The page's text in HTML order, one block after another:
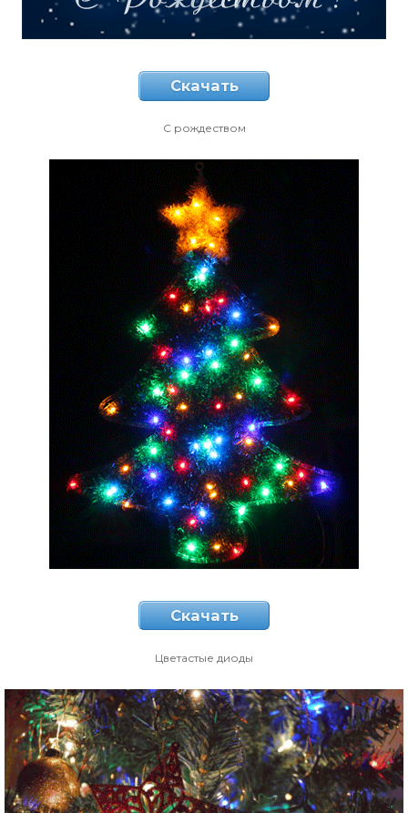
Скачать
С рождеством
Скачать
Цветастые диоды